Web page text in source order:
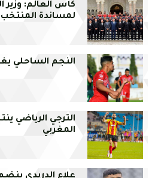
كأس العالم: وزير
لمساندة المنتخب
النجم الساحلي
الترجي الرياضي
المغربي